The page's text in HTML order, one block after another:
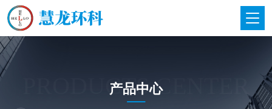
PRODUCTS CENTER
产品中心